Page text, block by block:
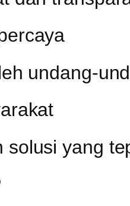
undang-
solusi yang